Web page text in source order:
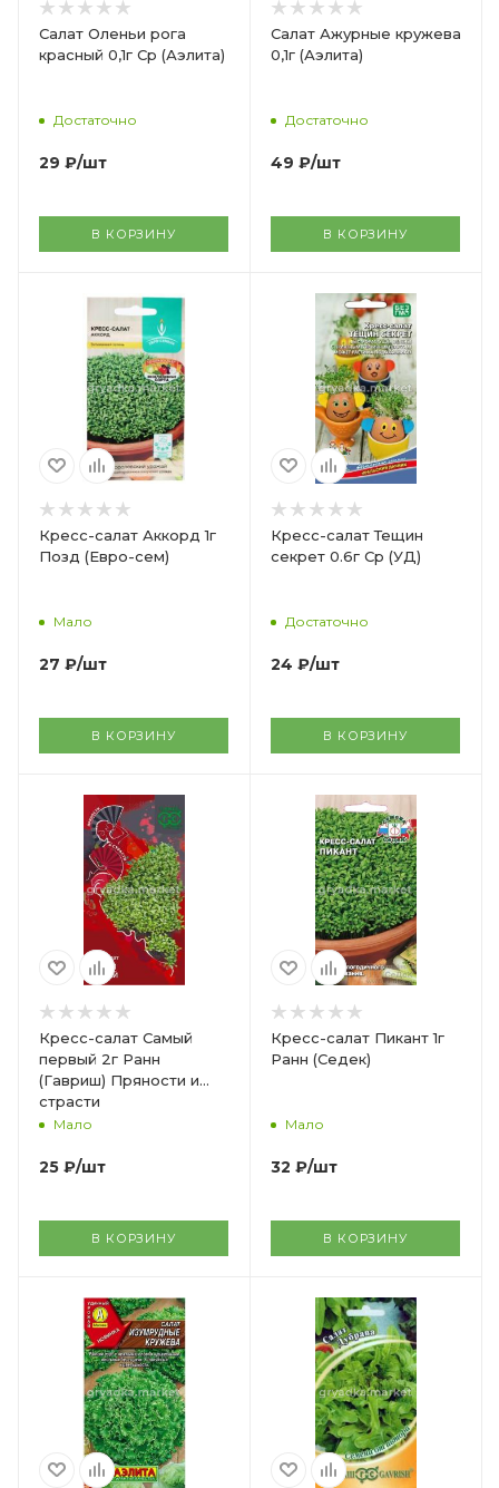
Салат Оленьи рога
красный 0,1г Ср (Аэлита)
Достаточно
29 ₽/шт
В КОРЗИНУ
Салат Ажурные кружева
0,1г (Аэлита)
Достаточно
49 ₽/шт
В КОРЗИНУ
Кресс-салат Аккорд 1г
Позд (Евро-сем)
Мало
27 ₽/шт
В КОРЗИНУ
Кресс-салат Тещин
секрет 0.6г Ср (УД)
Достаточно
24 ₽/шт
В КОРЗИНУ
Кресс-салат Самый
первый 2г Ранн
(Гавриш) Пряности и
страсти
Мало
25 ₽/шт
В КОРЗИНУ
Кресс-салат Пикант 1г
Ранн (Седек)
Мало
32 ₽/шт
В КОРЗИНУ